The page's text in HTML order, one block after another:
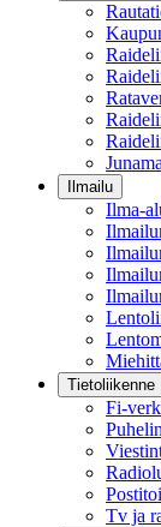
Ilmailu
Ilma-
Tietoliikenne
Fi-
Tv ja